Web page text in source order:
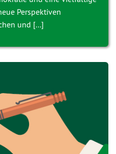
Perspektiven
und [...]